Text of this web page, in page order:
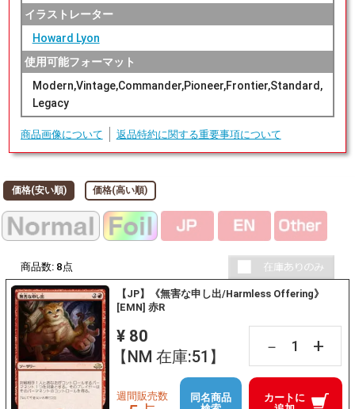
イラストレーター
Howard Lyon
使用可能フォーマット
Modern,Vintage,Commander,Pioneer,Frontier,Standard,
Legacy
商品画像について 返品特約に関する重要事項について
価格(安い順) 価格(高い順)
商品数: 8 点
【JP】《無害な申し出/Harmless Offering》
[EMN] 赤R
¥ 80
【NM 在庫:51】
－ +
カートに
週間販売数
同名商品